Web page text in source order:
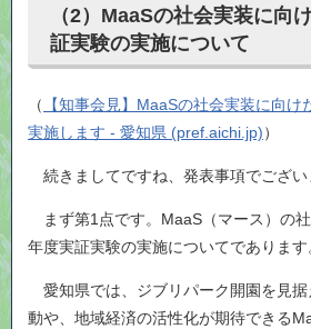
（2）MaaSの社会実装に向
証実験の実施について
（​
【知事会見】MaaSの社会実装に向
実施します - 愛知県 (pref.aichi.jp)）
続きましてですね、発表事項でござい
まず第1点です。MaaS（マース）の
年度実証実験の実施についてであります
愛知県では、ジブリパーク開園を見据
動や、地域経済の活性化が期待できる